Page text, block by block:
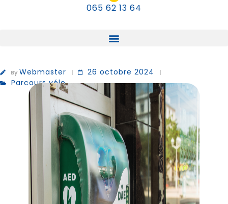
065 62 13 64
By Webmaster
26 octobre 2024
Parcours vélo